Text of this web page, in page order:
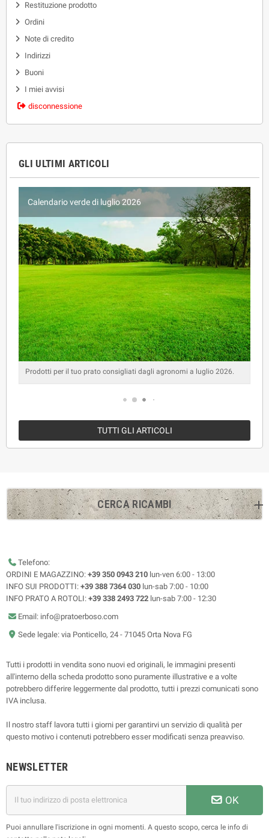
Restituzione prodotto
Ordini
Note di credito
Indirizzi
Buoni
I miei avvisi
disconnessione
GLI ULTIMI ARTICOLI
Calendario verde di giugno 2026
Prodotti per il tuo prato consigliati dagli agronomi a giugno 2026.
TUTTI GLI ARTICOLI
CERCA RICAMBI
Telefono:
ORDINI E MAGAZZINO: +39 350 0943 210 lun-ven 6:00 - 13:00
INFO SUI PRODOTTI: +39 388 7364 030 lun-sab 7:00 - 10:00
INFO PRATO A ROTOLI: +39 338 2493 722 lun-sab 7:00 - 12:30
Email: info@pratoerboso.com
Sede legale: via Ponticello, 24 - 71045 Orta Nova FG
Tutti i prodotti in vendita sono nuovi ed originali, le immagini presenti
all'interno della scheda prodotto sono puramente illustrative e a volte
potrebbero differire leggermente dal prodotto, tutti i prezzi comunicati sono
IVA inclusa.
Il nostro staff lavora tutti i giorni per garantirvi un servizio di qualità per
questo motivo i contenuti potrebbero esser modificati senza preavviso.
NEWSLETTER
OK
Puoi annullare l'iscrizione in ogni momenti. A questo scopo, cerca le info di